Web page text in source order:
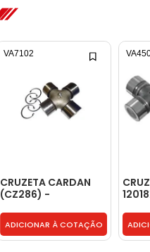
CRUZETA CARDAN
(CZ286) -
ADICIONAR À COTAÇÃO
VA7102